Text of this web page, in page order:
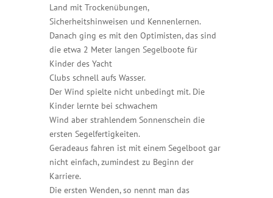
Land mit Trockenübungen,
Sicherheitshinweisen und Kennenlernen.
Danach ging es mit den Optimisten, das sind
die etwa 2 Meter langen Segelboote für
Kinder des Yacht
Clubs schnell aufs Wasser.
Der Wind spielte nicht unbedingt mit. Die
Kinder lernte bei schwachem
Wind aber strahlendem Sonnenschein die
ersten Segelfertigkeiten.
Geradeaus fahren ist mit einem Segelboot gar
nicht einfach, zumindest zu Beginn der
Karriere.
Die ersten Wenden, so nennt man das